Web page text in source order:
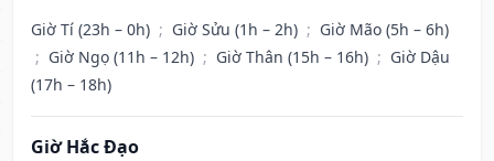
Giờ Tí (23h – 0h) ; Giờ Sửu (1h – 2h) ; Giờ Mão (5h – 6h)
; Giờ Ngọ (11h – 12h) ; Giờ Thân (15h – 16h) ; Giờ Dậu
(17h – 18h)
Giờ Hắc Đạo